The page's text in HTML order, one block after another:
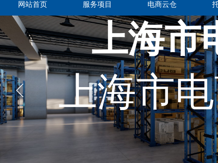
网站首页 服务项目 电商云仓
上海市
上海市